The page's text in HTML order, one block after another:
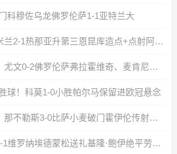
科穆佐乌龙佛罗伦萨1-1亚特兰大
结束两连败！米兰2-1热那亚升第三恩昆库造点+点射阿特卡梅破门
跌至意甲第六！尤文0-2佛罗伦萨弗拉霍维奇、麦肯尼进球被吹
球！科莫1-0小胜帕尔马保留进欧冠悬念
锁定欧冠资格！那不勒斯3-0比萨小麦破门霍伊伦传射拉赫马尼建功
遭绝平！国米1-1维罗纳埃德蒙松送礼基隆·鲍伊绝平劳塔罗失良机